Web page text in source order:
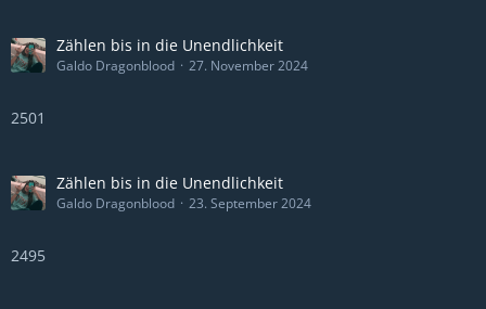
Zählen bis in die Unendlichkeit
Galdo Dragonblood 27. November 2024
2501
Zählen bis in die Unendlichkeit
Galdo Dragonblood 23. September 2024
2495